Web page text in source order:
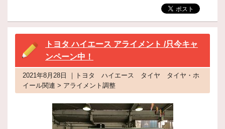
トヨタ ハイエース アライメント /只今キャ
ンペーン中！
2021年8月28日 ｜トヨタ ハイエース タイヤ タイヤ・ホ
イール関連 > アライメント調整